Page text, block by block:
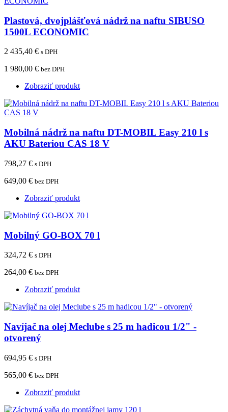
Plastová, dvojplášťová nádrž na naftu SIBUSO
1500L ECONOMIC
2 435,40 € s DPH
1 980,00 € bez DPH
Zobraziť produkt
Mobilná nádrž na naftu DT-MOBIL Easy 210 l s
AKU Bateriou CAS 18 V
798,27 € s DPH
649,00 € bez DPH
Zobraziť produkt
Mobilný GO-BOX 70 l
324,72 € s DPH
264,00 € bez DPH
Zobraziť produkt
Navíjač na olej Meclube s 25 m hadicou 1/2" -
otvorený
694,95 € s DPH
565,00 € bez DPH
Zobraziť produkt